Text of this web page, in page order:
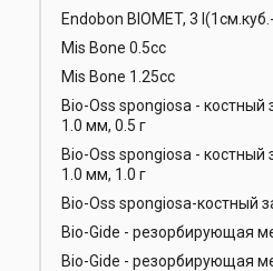
Endobon BIOMET, 3
Mis Bone 0.5cc
Mis Bone 1.25cc
Bio-Oss spongiosa - костный
1.0 мм, 0.5 г
Bio-Oss spongiosa - костный
1.0 мм, 1.0 г
Bio-Oss spongiosa-костный
Bio-Gide - резорбирующая
Bio-Gide - резорбирующая